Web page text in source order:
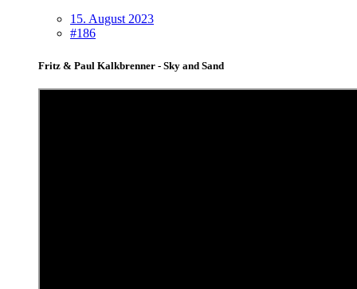
15. August 2023
#186
Fritz & Paul Kalkbrenner - Sky and Sand